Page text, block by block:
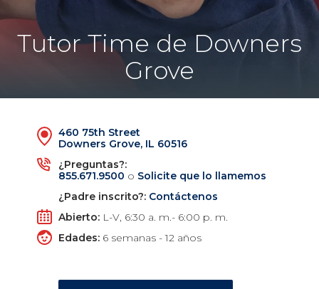
Tutor Time de Downers
Grove
460 75th Street
Downers Grove, IL 60516
¿Preguntas?:
855.671.9500 o Solicite que lo llamemos
¿Padre inscrito?: Contáctenos
Abierto: L-V, 6:30 a. m.- 6:00 p. m.
Edades: 6 semanas - 12 años